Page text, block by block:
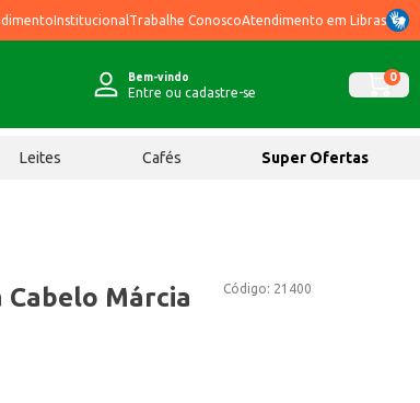
Institucional Trabalhe ConoscoAtendimento em Libras
Bem-vindo
Entre ou cadastre-se
0
Leites Cafés Super Ofertas
Código: 21400
Cabelo Márcia